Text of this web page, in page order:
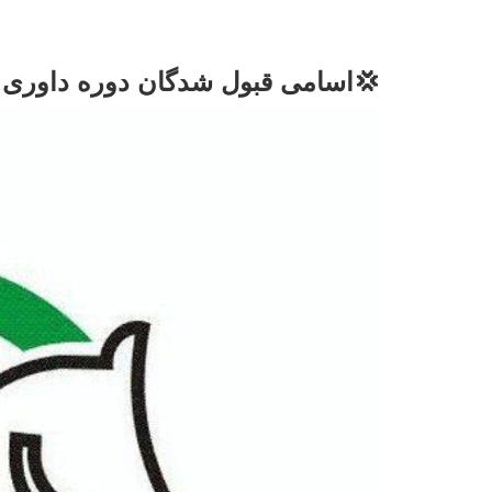
💢اسامی قبول شدگان دوره داوری